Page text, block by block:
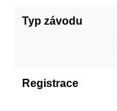
Typ závodu
Registrace